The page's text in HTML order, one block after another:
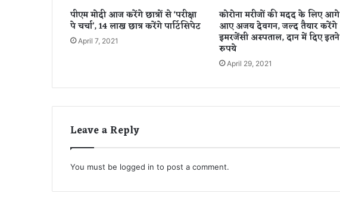
,
बॉ
य
दो
के
थ
मि
क
म
ले
रि
को
ब
पीएम मोदी आज करेंगे छात्रों से ‘परीक्षा
पे चर्चा’, 14 लाख छात्र करेंगे पार्टिसिपेट
April 7, 2021
कोरोना मरीजों की मदद के लिए आगे
आए अजय देवगन, जल्द तैयार करेंगे
इमरजेंसी अस्पताल, दान में दिए इतने
रुपये
April 29, 2021
Leave a Reply
You must be logged in to post a comment.